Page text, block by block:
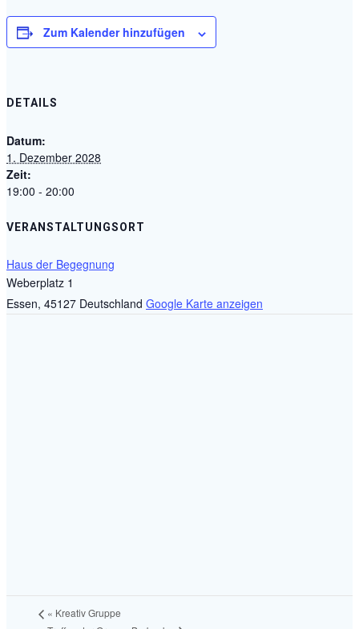
Zum Kalender hinzufügen
DETAILS
Datum:
1. Dezember 2028
Zeit:
19:00 - 20:00
VERANSTALTUNGSORT
Haus der Begegnung
Weberplatz 1
Essen, 45127 Deutschland Google Karte anzeigen
« Kreativ Gruppe